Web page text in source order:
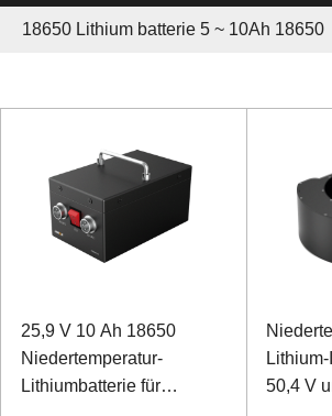
18650 Lithium batterie 5 ~ 10Ah 18650
25,9 V 10 Ah 18650
Niedertemperatur-
Lithiumbatterie für
50,4 V